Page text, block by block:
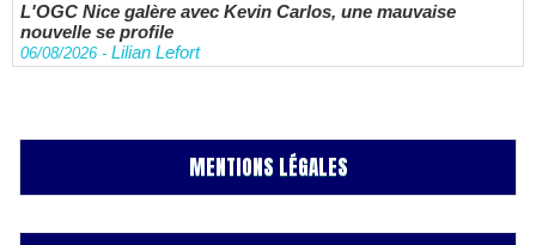
L'OGC Nice galère avec Kevin Carlos, une mauvaise
nouvelle se profile
06/08/2026 - Lilian Lefort
MENTIONS LÉGALES